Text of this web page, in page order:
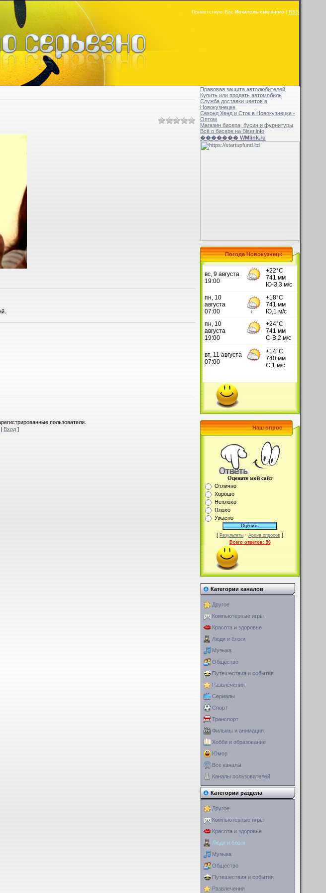
Приветствую Вас Искатель смешного | RSS
пользователи.
Вход]
Правовая защита автолюбителей
Купить или продать автомобиль
Служба доставки цветов в
Новокузнецке
Секонд Хенд и Сток в Новокузнецке -
Оптом
Магазин бисера, бусин и фурнитуры
Всё о бисере на Biser.info
������� WMlink.ru
Погода Новокузнецк
Наш опрос
Оцените мой сайт
Отлично
Хорошо
Неплохо
Плохо
Ужасно
[ Результаты · Архив опросов ]
Всего ответов: 56
Категории каналов
Другое
Компьютерные игры
Красота и здоровье
Люди и блоги
Музыка
Общество
Путешествия и события
Развлечения
Сериалы
Спорт
Транспорт
Фильмы и анимация
Хобби и образование
Юмор
Все каналы
Каналы пользователей
Категории раздела
Другое
Компьютерные игры
Красота и здоровье
Люди и блоги
Музыка
Общество
Путешествия и события
Развлечения